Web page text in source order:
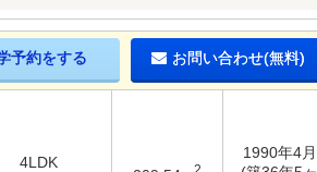
予約をする お問い合わせ(無料)
4LDK
1990年4月